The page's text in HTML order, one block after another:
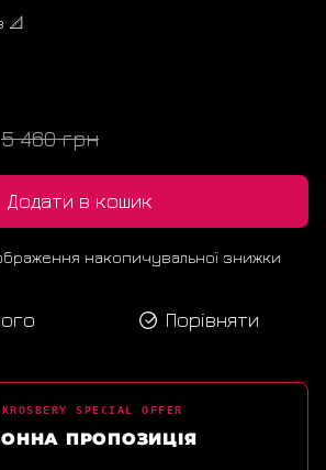
📐
5 460 грн
Додати в кошик
накопичувальної знижки
Порівняти
SPECIAL OFFER
ПРОПОЗИЦІЯ